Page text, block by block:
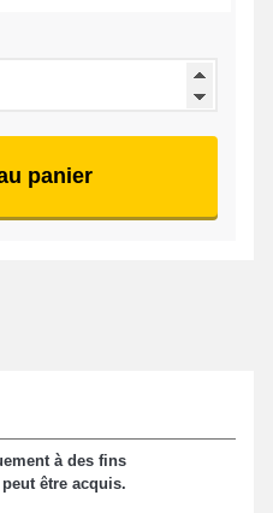
panier
à des fins
être acquis.